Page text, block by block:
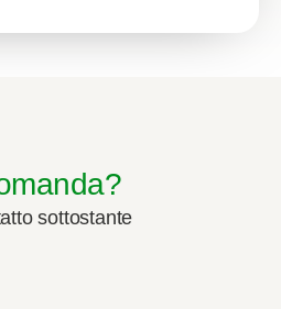
sottostante